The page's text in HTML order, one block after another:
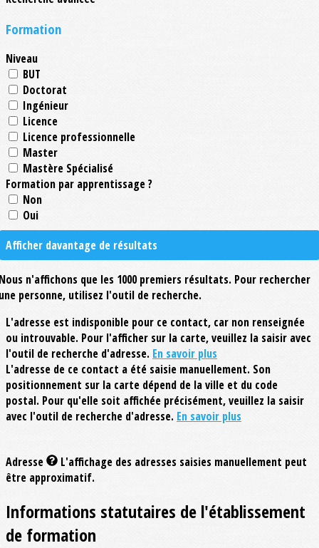
Formation
Niveau
BUT
Doctorat
Ingénieur
Licence
Licence professionnelle
Master
Mastère Spécialisé
Formation par apprentissage ?
Non
Oui
Afficher davantage de résultats
n'affichons que les 1000 premiers résultats. Pour rechercher
personne, utilisez l'outil de recherche.
L'adresse est indisponible pour ce contact, car non renseignée
ou introuvable. Pour l'afficher sur la carte, veuillez la saisir avec
l'outil de recherche d'adresse. En savoir plus
L'adresse de ce contact a été saisie manuellement. Son
positionnement sur la carte dépend de la ville et du code
postal. Pour qu'elle soit affichée précisément, veuillez la saisir
avec l'outil de recherche d'adresse. En savoir plus
Adresse
L'affichage des adresses saisies manuellement peut
être approximatif.
Informations statutaires de l'établissement
de formation